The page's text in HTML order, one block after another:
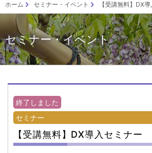
ホーム セミナー・イベント 【受講無料】DX
セミナー・イベント
終了しました
セミナー
【受講無料】DX導入セミナー